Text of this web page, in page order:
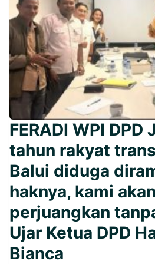
FERADI WPI DPD
tahun rakyat
Balui diduga
haknya, kami akan
perjuangkan
Ujar Ketua DPD
Bianca